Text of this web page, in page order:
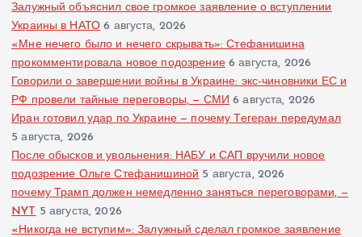
Залужный объяснил свое громкое заявление о вступлении
Украины в НАТО 6 августа, 2026
«Мне нечего было и нечего скрывать»: Стефанишина
прокомментировала новое подозрение 6 августа, 2026
Говорили о завершении войны в Украине: экс-чиновники ЕС и
РФ провели тайные переговоры, — СМИ 6 августа, 2026
Иран готовил удар по Украине — почему Тегеран передумал
5 августа, 2026
После обысков и увольнения: НАБУ и САП вручили новое
подозрение Ольге Стефанишиной 5 августа, 2026
почему Трамп должен немедленно заняться переговорами, —
NYT 5 августа, 2026
«Никогда не вступим»: Залужный сделал громкое заявление